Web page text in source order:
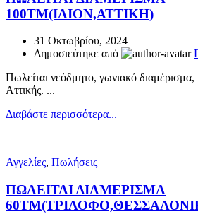
100ΤΜ(ΙΛΙΟΝ,ΑΤΤΙΚΗ)
31 Οκτωβρίου, 2024
Δημοσιεύτηκε από
Πωλείται νεόδμητο, γωνιακό
Αττικής. ...
Διαβάστε περισσότερα...
Αγγελίες, Πωλήσεις
ΠΩΛΕΙΤΑΙ ΔΙΑΜΕΡΙΣΜΑ